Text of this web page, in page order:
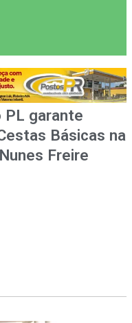
PL garante
Básicas na
Freire